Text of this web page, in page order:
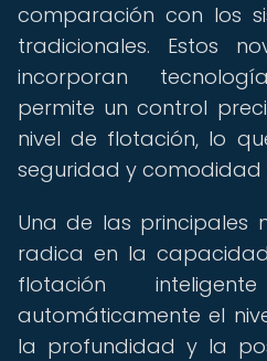
comparación con los
tradicionales. Estos
incorporan
permite un control
nivel de flotación, lo
seguridad y comodidad
Una de las principales
radica en la
flotación
automáticamente el
la profundidad y la